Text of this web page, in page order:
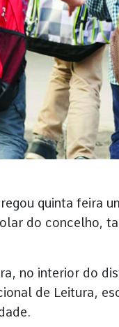
quinta feira
do concelho,
no interior do
de Leitura,